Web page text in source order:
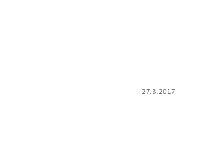
27.3.2017